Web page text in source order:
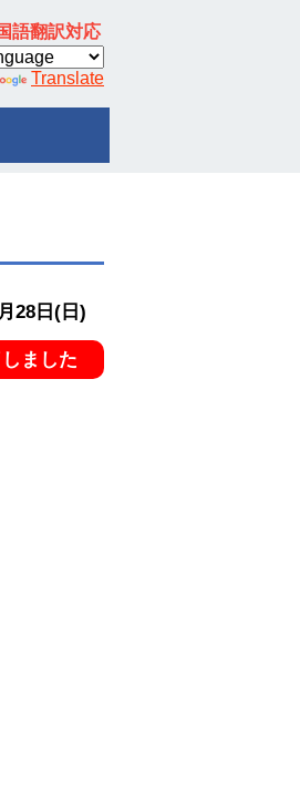
語翻訳対応
Translate
28日(日)
ました